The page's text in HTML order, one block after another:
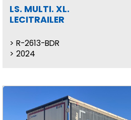
LS. MULTI. XL.
LECITRAILER
R-2613-BDR
2024